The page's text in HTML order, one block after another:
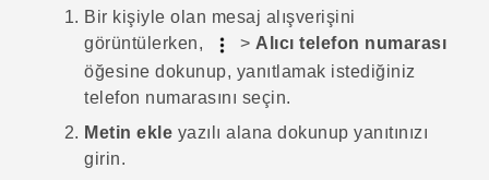
Bir kişiyle olan mesaj alışverişini
görüntülerken,
> Alıcı telefon numarası
öğesine dokunup, yanıtlamak istediğiniz
telefon numarasını seçin.
Metin ekle yazılı alana dokunup yanıtınızı
girin.